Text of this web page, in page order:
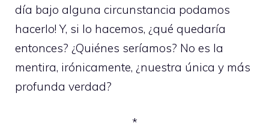
día bajo alguna circunstancia podamos
hacerlo! Y, si lo hacemos, ¿qué quedaría
entonces? ¿Quiénes seríamos? No es la
mentira, irónicamente, ¿nuestra única y más
profunda verdad?
*